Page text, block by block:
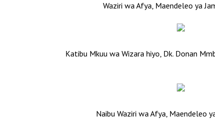
Waziri wa Afya, Maendeleo ya
Katibu Mkuu wa Wizara hiyo, Dk. Donan
Naibu Waziri wa Afya, Maendeleo